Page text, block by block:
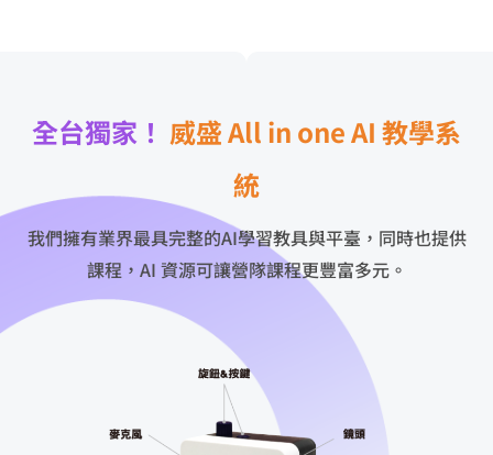
全台獨家！ 威盛 All in one AI 教學系
統
我們擁有業界最具完整的AI學習教具與平臺，同時也提供
課程，AI 資源可讓營隊課程更豐富多元。